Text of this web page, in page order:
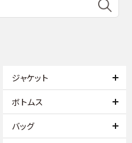
ジャケット
ボトムス
バッグ